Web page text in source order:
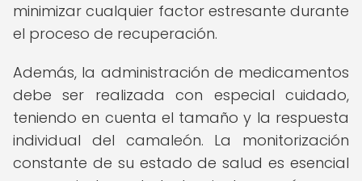
minimizar cualquier factor estresante durante
el proceso de recuperación.
Además, la administración de medicamentos
debe ser realizada con especial cuidado,
teniendo en cuenta el tamaño y la respuesta
individual del camaleón. La monitorización
constante de su estado de salud es esencial